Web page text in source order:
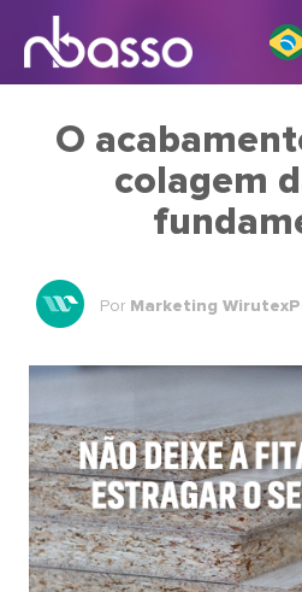
O
colagem
Por Marketing Wirutex